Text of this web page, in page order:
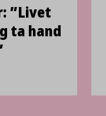
”Livet
ta hand